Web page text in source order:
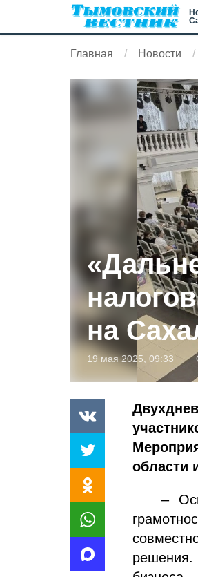
Главная Новости
на
19 мая 2025, 09:33
области
–